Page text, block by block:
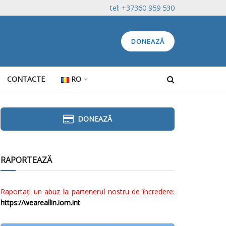
tel: +37360 959 530
DONEAZĂ
CONTACTE RO
DONEAZĂ
RAPORTEAZĂ
Raportați un abuz la partenerul nostru de încredere:
https://weareallin.iom.int